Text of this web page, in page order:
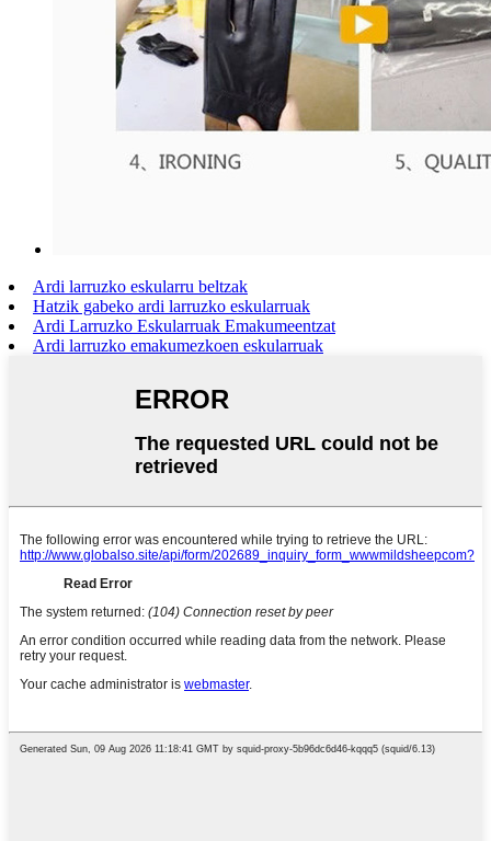
Ardi larruzko eskularru beltzak
Hatzik gabeko ardi larruzko eskularruak
Ardi Larruzko Eskularruak Emakumeentzat
Ardi larruzko emakumezkoen eskularruak